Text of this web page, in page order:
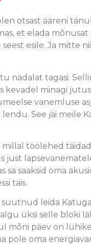
otsast ääreni
et elada
esile. Ja mitte
nädalat tagasi.
kevadel minagi
vanemluse
See jäi meile
millal töölehed
just
sa saaksid oma
täis.
suutnud leida
üksi selle bloki
mõni päev on lühike
pole oma